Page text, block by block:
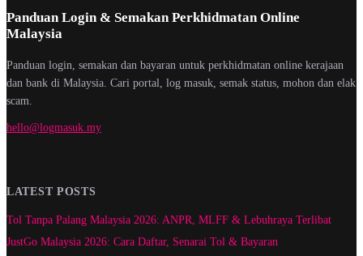
Panduan Login & Semakan Perkhidmatan Online
Malaysia
Panduan login, semakan dan bayaran untuk perkhidmatan online kerajaan
dan bank di Malaysia. Cari portal, log masuk, semak status, mohon dan elak
scam.
hello@logmasuk.my
LATEST POSTS
Tol Tanpa Palang Malaysia 2026: ANPR, MLFF & Lebuhraya Terlibat
JustGo Malaysia 2026: Cara Daftar, Senarai Tol & Bayaran